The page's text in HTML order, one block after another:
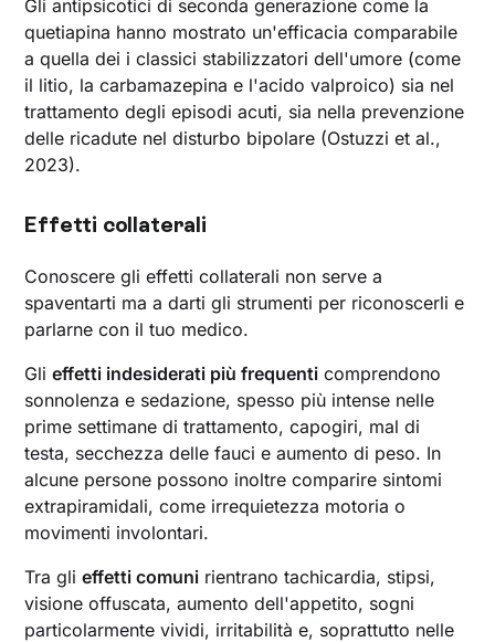
Gli antipsicotici di seconda generazione come la
quetiapina hanno mostrato un'efficacia comparabile
a quella dei i classici stabilizzatori dell'umore (come
il litio, la carbamazepina e l'acido valproico) sia nel
trattamento degli episodi acuti, sia nella prevenzione
delle ricadute nel disturbo bipolare (Ostuzzi et al.,
2023).
Effetti collaterali
Conoscere gli effetti collaterali non serve a
spaventarti ma a darti gli strumenti per riconoscerli e
parlarne con il tuo medico.
Glieffetti indesiderati più frequenti comprendono
sonnolenza e sedazione, spesso più intense nelle
prime settimane di trattamento, capogiri, mal di
testa, secchezza delle fauci e aumento di peso. In
alcune persone possono inoltre comparire sintomi
extrapiramidali, come irrequietezza motoria o
movimenti involontari.
Tra glieffetti comuni rientrano tachicardia, stipsi,
visione offuscata, aumento dell'appetito, sogni
particolarmente vividi, irritabilità e, soprattutto nelle